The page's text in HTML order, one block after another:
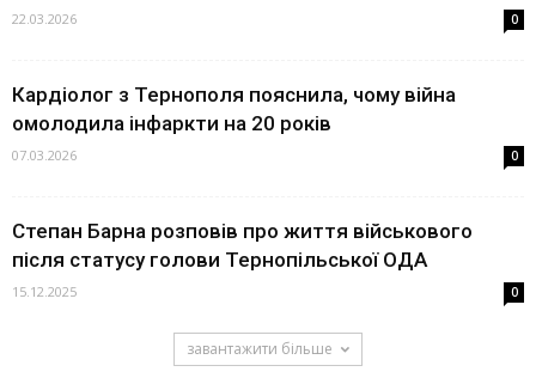
22.03.2026 0
Кардіолог з Тернополя пояснила, чому війна
омолодила інфаркти на 20 років
07.03.2026 0
Степан Барна розповів про життя військового
після статусу голови Тернопільської ОДА
15.12.2025 0
завантажити більше